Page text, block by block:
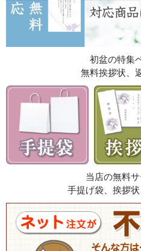
初盆の特集
無料挨拶状、
当店の無料
手提げ袋、挨拶